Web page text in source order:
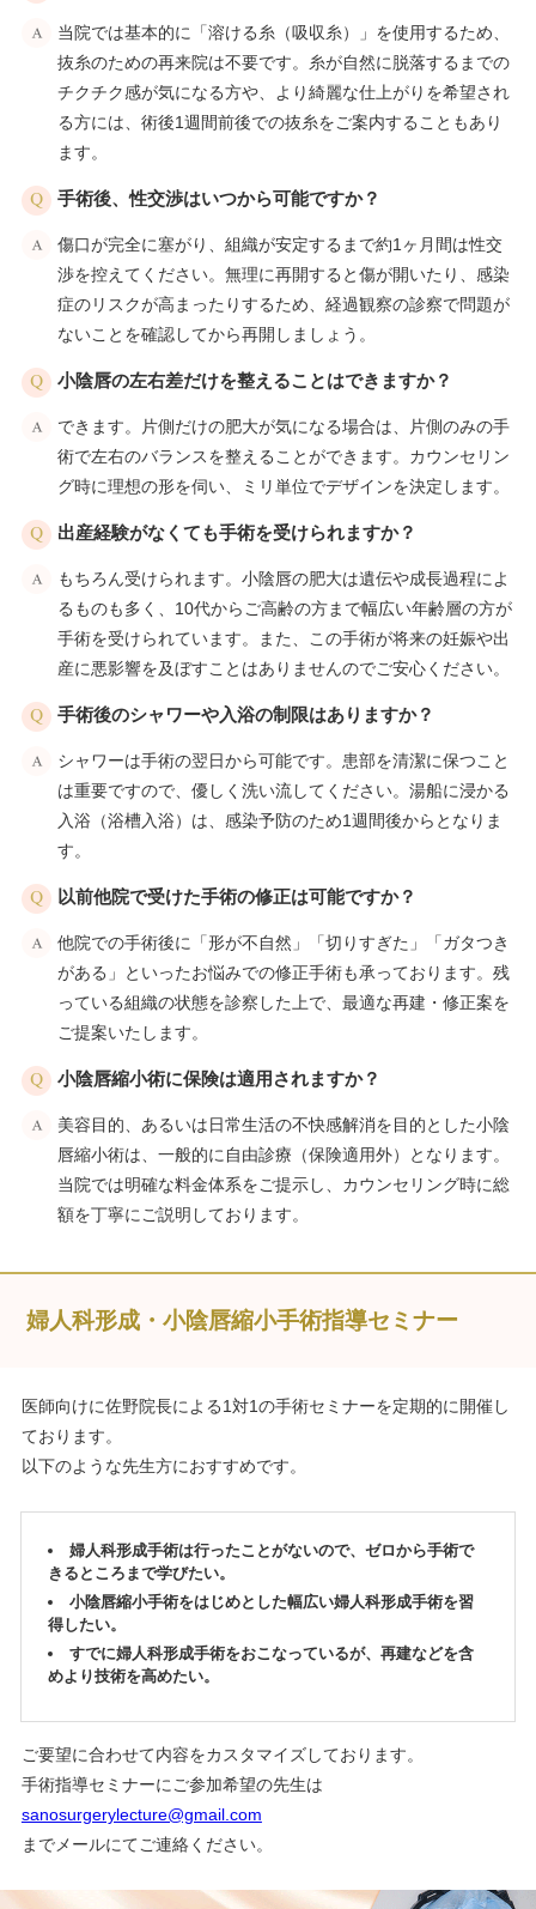
当院では基本的に「溶ける糸（吸収糸）」を使用するため、
抜糸のための再来院は不要です。糸が自然に脱落するまでの
チクチク感が気になる方や、より綺麗な仕上がりを希望され
る方には、術後1週間前後での抜糸をご案内することもあり
ます。
手術後、性交渉はいつから可能ですか？
傷口が完全に塞がり、組織が安定するまで約1ヶ月間は性交
渉を控えてください。無理に再開すると傷が開いたり、感染
症のリスクが高まったりするため、経過観察の診察で問題が
ないことを確認してから再開しましょう。
小陰唇の左右差だけを整えることはできますか？
できます。片側だけの肥大が気になる場合は、片側のみの手
術で左右のバランスを整えることができます。カウンセリン
グ時に理想の形を伺い、ミリ単位でデザインを決定します。
出産経験がなくても手術を受けられますか？
もちろん受けられます。小陰唇の肥大は遺伝や成長過程によ
るものも多く、10代からご高齢の方まで幅広い年齢層の方が
手術を受けられています。また、この手術が将来の妊娠や出
産に悪影響を及ぼすことはありませんのでご安心ください。
手術後のシャワーや入浴の制限はありますか？
シャワーは手術の翌日から可能です。患部を清潔に保つこと
は重要ですので、優しく洗い流してください。湯船に浸かる
入浴（浴槽入浴）は、感染予防のため1週間後からとなりま
す。
以前他院で受けた手術の修正は可能ですか？
他院での手術後に「形が不自然」「切りすぎた」「ガタつき
がある」といったお悩みでの修正手術も承っております。残
っている組織の状態を診察した上で、最適な再建・修正案を
ご提案いたします。
小陰唇縮小術に保険は適用されますか？
美容目的、あるいは日常生活の不快感解消を目的とした小陰
唇縮小術は、一般的に自由診療（保険適用外）となります。
当院では明確な料金体系をご提示し、カウンセリング時に総
額を丁寧にご説明しております。
婦人科形成・小陰唇縮小手術指導セミナー
医師向けに佐野院長による1対1の手術セミナーを定期的に開催し
ております。
以下のような先生方におすすめです。
婦人科形成手術は行ったことがないので、ゼロから手術で
きるところまで学びたい。
小陰唇縮小手術をはじめとした幅広い婦人科形成手術を習
得したい。
すでに婦人科形成手術をおこなっているが、再建などを含
めより技術を高めたい。
ご要望に合わせて内容をカスタマイズしております。
手術指導セミナーにご参加希望の先生は
sanosurgerylecture@gmail.com
までメールにてご連絡ください。